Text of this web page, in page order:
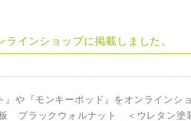
インショップに掲載しました。
』や『モンキーポッド』をオンラインシ
板 ブラックウォルナット ＜ウレタン